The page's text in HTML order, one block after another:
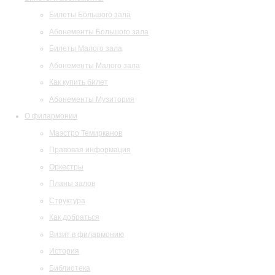
Билеты Большого зала
Абонементы Большого зала
Билеты Малого зала
Абонементы Малого зала
Как купить билет
Абонементы Музитория
О филармонии
Маэстро Темирканов
Правовая информация
Оркестры
Планы залов
Структура
Как добраться
Визит в филармонию
История
Библиотека